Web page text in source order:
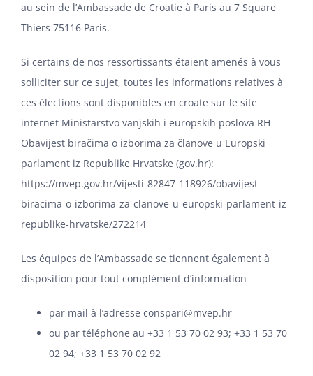
au sein de l’Ambassade de Croatie à Paris au 7 Square
Thiers 75116 Paris.
Si certains de nos ressortissants étaient amenés à vous
solliciter sur ce sujet, toutes les informations relatives à
ces élections sont disponibles en croate sur le site
internet Ministarstvo vanjskih i europskih poslova RH –
Obavijest biračima o izborima za članove u Europski
parlament iz Republike Hrvatske (gov.hr):
https://mvep.gov.hr/vijesti-82847-118926/obavijest-
biracima-o-izborima-za-clanove-u-europski-parlament-iz-
republike-hrvatske/272214
Les équipes de l’Ambassade se tiennent également à
disposition pour tout complément d’information
par mail à l’adresse conspari@mvep.hr
ou par téléphone au +33 1 53 70 02 93; +33 1 53 70
02 94; +33 1 53 70 02 92